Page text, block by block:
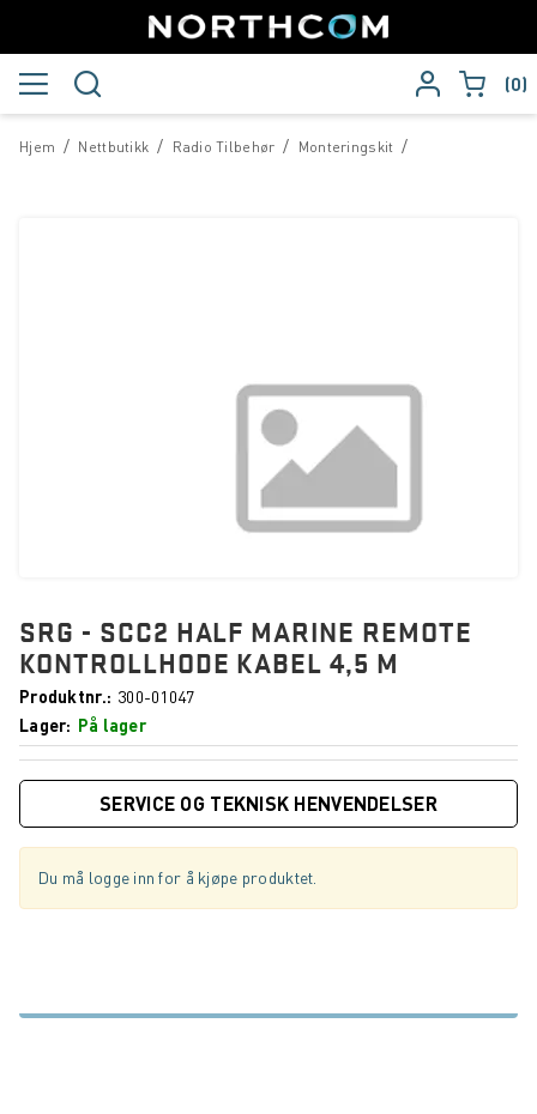
0
/
Hjem /
Nettbutikk /
Radio Tilbehør /
Monteringskit
SRG - SCC2 HALF MARINE REMOTE
KONTROLLHODE KABEL 4,5 M
Produktnr.
300-01047
Lager
På lager
SERVICE OG TEKNISK HENVENDELSER
Du må logge inn for å kjøpe produktet.